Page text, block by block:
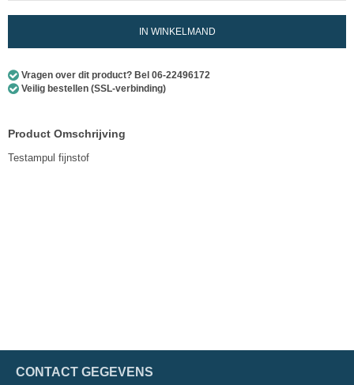
IN WINKELMAND
Vragen over dit product? Bel 06-22496172
Veilig bestellen (SSL-verbinding)
Product Omschrijving
Testampul fijnstof
CONTACT GEGEVENS